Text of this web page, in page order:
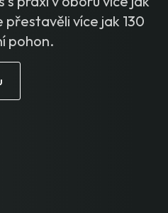
přestavěli více jak 130
pohon.